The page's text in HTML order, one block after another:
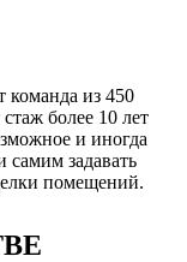
из 450
более 10 лет
и иногда
самим задавать
помещений.